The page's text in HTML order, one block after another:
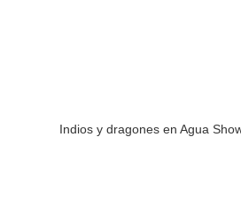
Indios y dragones en Agua